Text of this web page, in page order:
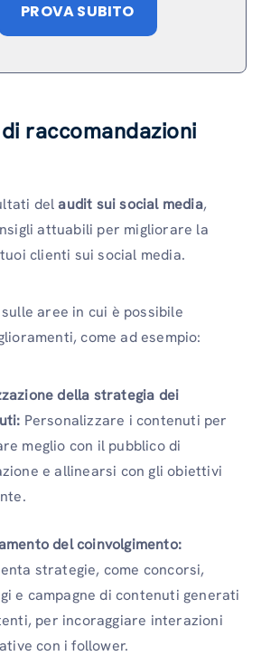
PROVA SUBITO
raccomandazioni
delaudit sui social media,
attuabili per migliorare la
clienti sui social media.
aree in cui è possibile
come ad esempio:
della strategia dei
Personalizzare i contenuti per
meglio con il pubblico di
e allinearsi con gli obiettivi
del coinvolgimento:
strategie, come concorsi,
e campagne di contenuti generati
per incoraggiare interazioni
con i follower.